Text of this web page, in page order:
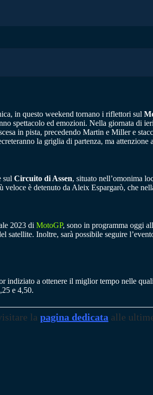
in questo weekend tornano i riflettori sul
spettacolo ed emozioni. Nella giornata di
in pista, precedendo Martin e Miller e
la griglia di partenza, ma
sul Circuito di Assen, situato nell’omonima
è detenuto da Aleix Espargarò, che
2023 di MotoGP, sono in programma oggi
satellite. Inoltre, sarà possibile seguire
indiziato a ottenere il miglior tempo nelle
e 4,50.
la pagina dedicata alle